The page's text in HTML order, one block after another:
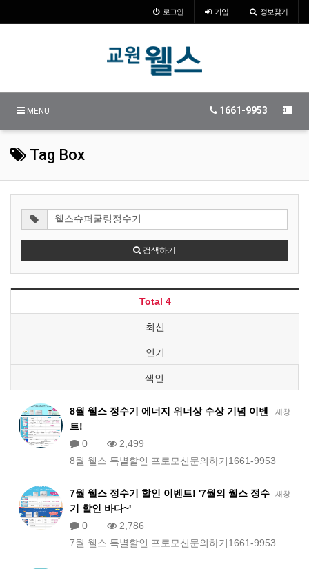
로그인 가입 정보찾기
MENU 1661-9953
Tag Box
검색하기
Total 4
최신
인기
색인
새창
8월 웰스 정수기 에너지 위너상 수상 기념 이벤
트!
0
2,499
8월 웰스 특별할인 프로모션문의하기1661-9953
새창
7월 웰스 정수기 할인 이벤트! '7월의 웰스 정수
기 할인 바다~'
0
2,786
7월 웰스 특별할인 프로모션문의하기1661-9953